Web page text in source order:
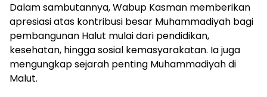
Dalam sambutannya, Wabup Kasman memberikan
apresiasi atas kontribusi besar Muhammadiyah bagi
pembangunan Halut mulai dari pendidikan,
kesehatan, hingga sosial kemasyarakatan. Ia juga
mengungkap sejarah penting Muhammadiyah di
Malut.